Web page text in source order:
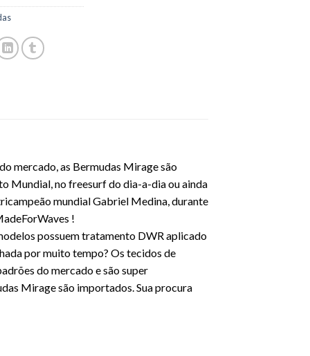
mercado, as Bermudas Mirage são
Mundial, no freesurf do dia-a-dia ou ainda
mundial Gabriel Medina, durante
!
possuem tratamento DWR aplicado
por muito tempo? Os tecidos de
do mercado e são super
Mirage são importados. Sua procura